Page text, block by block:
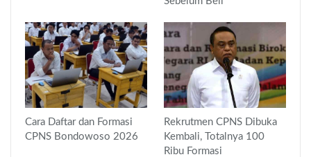
Cara Daftar dan Formasi
CPNS Bondowoso 2026
Rekrutmen CPNS Dibuka
Kembali, Totalnya 100
Ribu Formasi